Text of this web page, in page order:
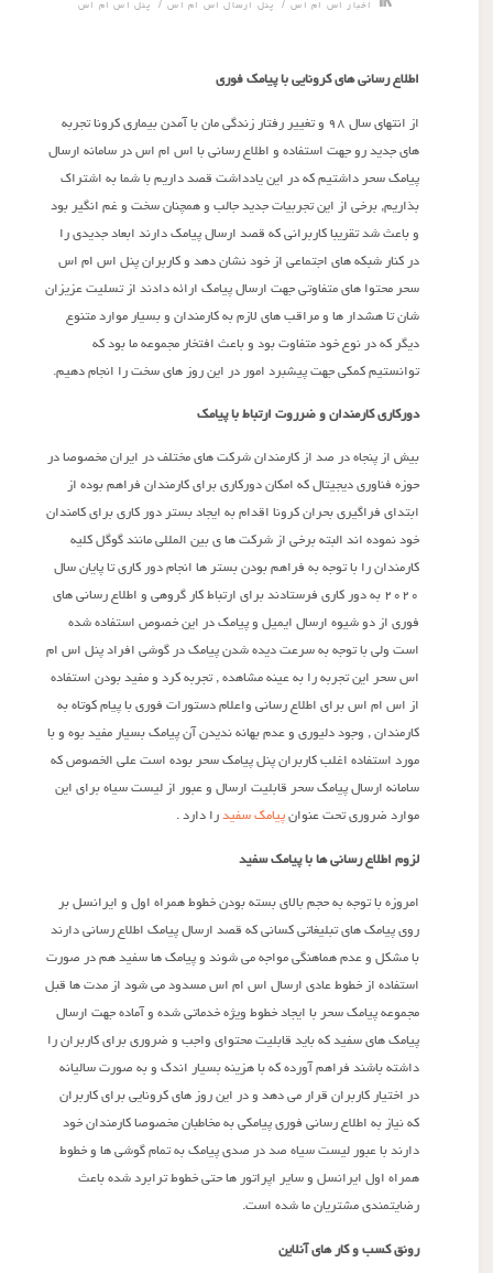
اخبار اس ام اس/ پنل ارسال اس ام اس/ پنل اس ام اس
اطلاع رسانی های کرونایی با پیامک فوری
از انتهای سال ۹۸ و تغییر رفتار زندگی مان با آمدن بیماری کرونا تجربه
های جدید رو جهت استفاده و اطلاع رسانی با اس ام اس در سامانه ارسال
پیامک سحر داشتیم که در این یادداشت قصد داریم با شما به اشتراک
بذاریم, برخی از این تجربیات جدید جالب و همچنان سخت و غم انگیر بود
و باعث شد تقریبا کاربرانی که قصد ارسال پیامک دارند ابعاد جدیدی را
در کنار شبکه های اجتماعی از خود نشان دهد و کاربران پنل اس ام اس
سحر محتوا های متفاوتی جهت ارسال پیامک ارائه دادند از تسلیت عزیزان
شان تا هشدار ها و مراقب های لازم به کارمندان و بسیار موارد متنوع
دیگر که در نوع خود متفاوت بود و باعث افتخار مجموعه ما بود که
توانستیم کمکی جهت پیشبرد امور در این روز های سخت را انجام دهیم.
دورکاری کارمندان و ضرروت ارتباط با پیامک
بیش از پنجاه در صد از کارمندان شرکت های مختلف در ایران مخصوصا در
حوزه فناوری دیجیتال که امکان دورکاری برای کارمندان فراهم بوده از
ابتدای فراگیری بحران کرونا اقدام به ایجاد بستر دور کاری برای کامندان
خود نموده اند البته برخی از شرکت ها ی بین المللی مانند گوگل کلیه
کارمندان را با توجه به فراهم بودن بستر ها انجام دور کاری تا پایان سال
۲۰۲۰ به دور کاری فرستادند برای ارتباط کار گروهی و اطلاع رسانی های
فوری از دو شیوه ارسال ایمیل و پیامک در این خصوص استفاده شده
است ولی با توجه به سرعت دیده شدن پیامک در گوشی افراد پنل اس ام
اس سحر این تجربه را به عینه مشاهده , تجربه کرد و مفید بودن استفاده
از اس ام اس برای اطلاع رسانی واعلام دستورات فوری با پیام کوتاه به
کارمندان , وجود دلیوری و عدم بهانه ندیدن آن پیامک بسیار مفید بوه و با
مورد استفاده اغلب کاربران پنل پیامک سحر بوده است علی الخصوص که
سامانه ارسال پیامک سحر قابلیت ارسال و عبور از لیست سیاه برای این
موارد ضروری تحت عنوانپیامک سفیدرا دارد .
لزوم اطلاع رسانی ها با پیامک سفید
امروزه با توجه به حجم بالای بسته بودن خطوط همراه اول و ایرانسل بر
روی پیامک های تبلیغاتی کسانی که قصد ارسال پیامک اطلاع رسانی دارند
با مشکل و عدم هماهنگی مواجه می شوند و پیامک ها سفید هم در صورت
استفاده از خطوط عادی ارسال اس ام اس مسدود می شود از مدت ها قبل
مجموعه پیامک سحر با ایجاد خطوط ویژه خدماتی شده و آماده جهت ارسال
پیامک های سفید که باید قابلیت محتوای واجب و ضروری برای کاربران را
داشته باشند فراهم آورده که با هزینه بسیار اندک و به صورت سالیانه
در اختیار کاربران قرار می دهد و در این روز های کرونایی برای کاربران
که نیاز به اطلاع رسانی فوری پیامکی به مخاطبان مخصوصا کارمندان خود
دارند با عبور لیست سیاه صد در صدی پیامک به تمام گوشی ها و خطوط
همراه اول ایرانسل و سایر اپراتور ها حتی خطوط ترابرد شده باعث
رضایتمندی مشتریان ما شده است.
رونق کسب و کار های آنلاین